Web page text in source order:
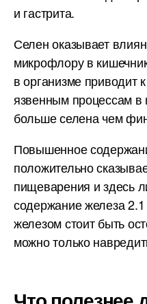
и гастрита.
Селен оказывает
микрофлору в
в организме приводит
язвенным процессам в
больше селена чем
Повышенное
положительно
пищеварения и здесь
содержание железа
железом стоит быть
можно только